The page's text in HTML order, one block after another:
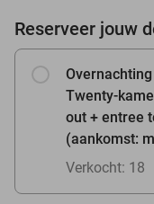
Reserveer jouw
Twenty-
out + entree
(aankomst:
Verkocht: 18